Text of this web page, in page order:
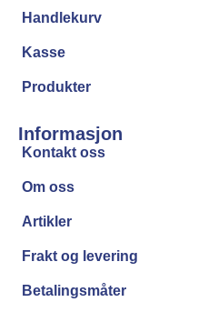
Handlekurv
Kasse
Produkter
Informasjon
Kontakt oss
Om oss
Artikler
Frakt og levering
Betalingsmåter